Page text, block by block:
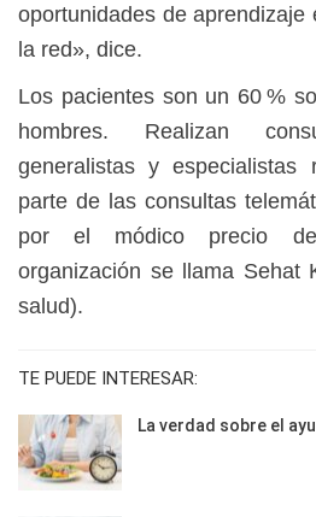
oportunidades de aprendizaje
la red», dice.
Los pacientes son un 60 %
hombres. Realizan
generalistas y especialistas
parte de las consultas
por el módico precio
organización se llama Sehat
salud).
TE PUEDE INTERESAR:
La verdad sobre el